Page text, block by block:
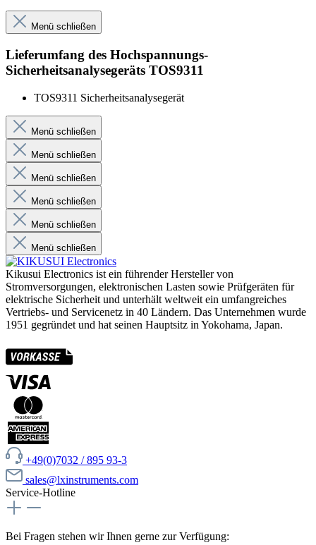
Menü schließen
Lieferumfang des Hochspannungs-
Sicherheitsanalysegeräts TOS9311
TOS9311 Sicherheitsanalysegerät
Menü schließen
Menü schließen
Menü schließen
Menü schließen
Menü schließen
Menü schließen
Kikusui Electronics ist ein führender Hersteller von
Stromversorgungen, elektronischen Lasten sowie Prüfgeräten für
elektrische Sicherheit und unterhält weltweit ein umfangreiches
Vertriebs- und Servicenetz in 40 Ländern. Das Unternehmen wurde
1951 gegründet und hat seinen Hauptsitz in Yokohama, Japan.
+49(0)7032 / 895 93-3
sales@lxinstruments.com
Service-Hotline
Bei Fragen stehen wir Ihnen gerne zur Verfügung: